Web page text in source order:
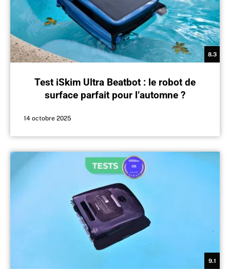
8.3
Test iSkim Ultra Beatbot : le robot de
surface parfait pour l’automne ?
14 octobre 2025
9.1